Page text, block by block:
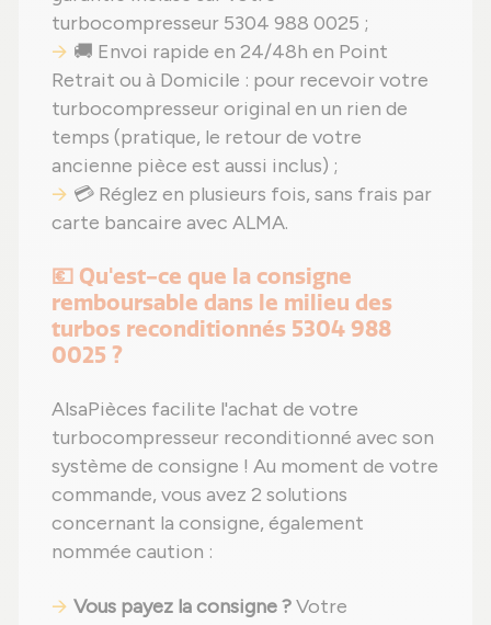
turbocompresseur 5304 988 0025 ;
🚚 Envoi rapide en 24/48h en Point
Retrait ou à Domicile : pour recevoir votre
turbocompresseur original en un rien de
temps (pratique, le retour de votre
ancienne pièce est aussi inclus) ;
💳 Réglez en plusieurs fois, sans frais par
carte bancaire avec ALMA.
💶 Qu'est-ce que la consigne
remboursable dans le milieu des
turbos reconditionnés 5304 988
0025 ?
AlsaPièces facilite l'achat de votre
turbocompresseur reconditionné avec son
système de consigne ! Au moment de votre
commande, vous avez 2 solutions
concernant la consigne, également
nommée caution :
Vous payez la consigne ?Votre